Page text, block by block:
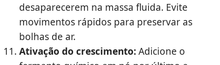
desaparecerem na massa fluida. Evite
movimentos rápidos para preservar as
bolhas de ar.
Ativação do crescimento:Adicione o